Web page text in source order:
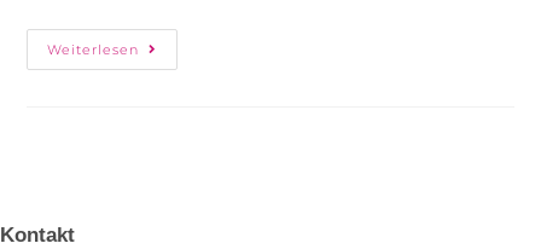
Weiterlesen
Kontakt